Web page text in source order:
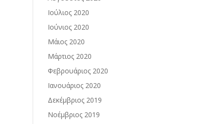
Ιούλιος 2020
Ιούνιος 2020
Μάιος 2020
Μάρτιος 2020
Φεβρουάριος 2020
Ιανουάριος 2020
Δεκέμβριος 2019
Νοέμβριος 2019